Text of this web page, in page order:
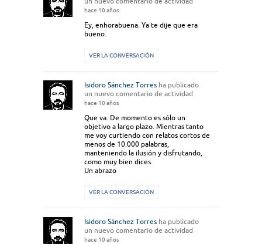
hace 10 años
Ey, enhorabuena. Ya te dije que era
bueno.
VER LA CONVERSACIÓN
Isidoro Sánchez Torres ha publicado
un nuevo comentario de actividad
hace 10 años
Que va. De momento es sólo un
objetivo a largo plazo. Mientras tanto
me voy curtiendo con relatos cortos de
menos de 10.000 palabras,
manteniendo la ilusión y disfrutando,
como muy bien dices.
Un abrazo
VER LA CONVERSACIÓN
Isidoro Sánchez Torres ha publicado
un nuevo comentario de actividad
hace 10 años